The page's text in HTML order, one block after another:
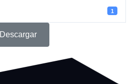
1
Descargar